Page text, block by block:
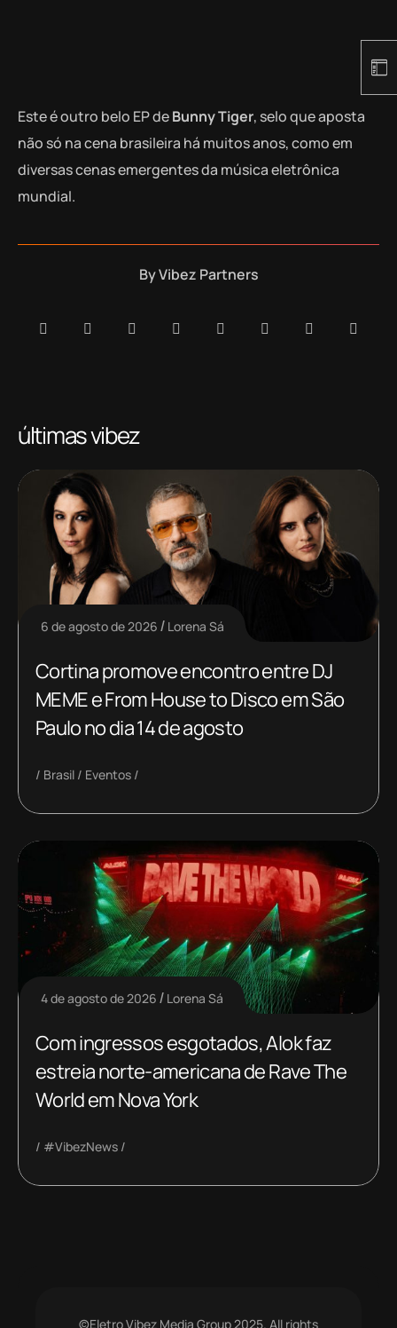
Este é outro belo EP deBunny Tiger, selo que aposta
não só na cena brasileira há muitos anos, como em
diversas cenas emergentes da música eletrônica
mundial.
ByVibez Partners
últimas vibez
6 de agosto de 2026 Lorena Sá
Cortina promove encontro entre DJ
MEME e From House to Disco em São
Paulo no dia 14 de agosto
Brasil Eventos
4 de agosto de 2026 Lorena Sá
Com ingressos esgotados, Alok faz
estreia norte-americana de Rave The
World em Nova York
#VibezNews
©Eletro Vibez Media Group 2025. All rights